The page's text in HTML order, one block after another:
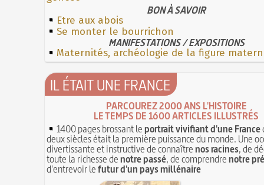
BON À SAVOIR
Etre aux abois
Se monter le bourrichon
MANIFESTATIONS / EXPOSITIONS
Maternités, archéologie de la figure
IL ÉTAIT UNE FRANCE
PARCOUREZ 2000 ANS L'HISTOIRE
LE TEMPS DE 1600 ARTICLES ILLUSTRÉS
1400 pages brossant leportrait vivifiant d'une France
deux siècles était la première puissance du monde. Une
divertissante et instructive de connaîtrenos racines, de
toute la richesse denotre passé, de comprendrenotre
d'entrevoir lefutur d'un pays millénaire